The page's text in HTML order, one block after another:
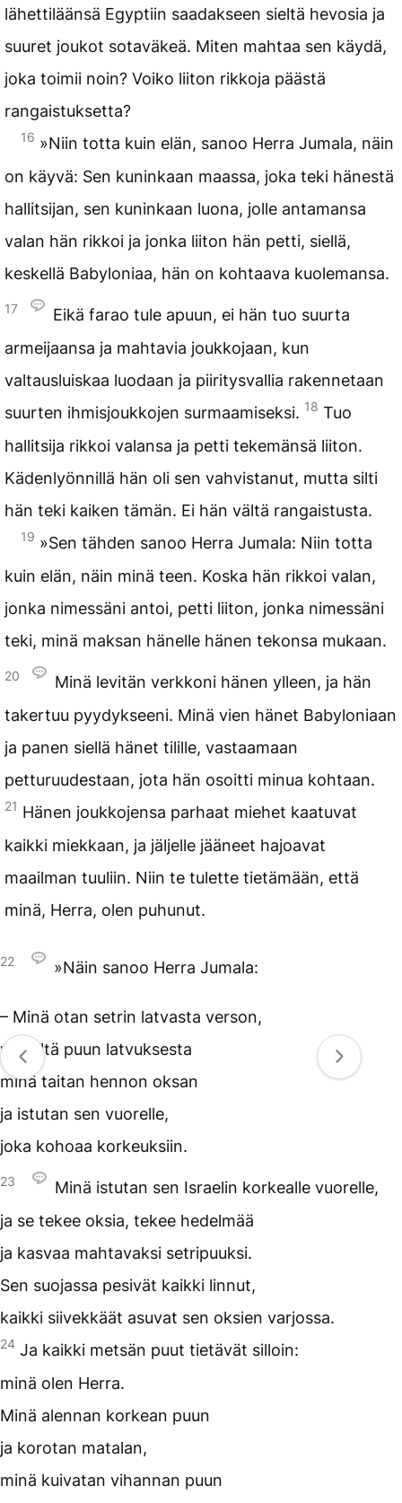
lähettiläänsä Egyptiin saadakseen sieltä hevosia ja
suuret joukot sotaväkeä. Miten mahtaa sen käydä,
joka toimii noin? Voiko liiton rikkoja päästä
rangaistuksetta?
16 »Niin totta kuin elän, sanoo Herra Jumala, näin
on käyvä: Sen kuninkaan maassa, joka teki hänestä
hallitsijan, sen kuninkaan luona, jolle antamansa
valan hän rikkoi ja jonka liiton hän petti, siellä,
keskellä Babyloniaa, hän on kohtaava kuolemansa.
17
Eikä farao tule apuun, ei hän tuo suurta
armeijaansa ja mahtavia joukkojaan, kun
valtausluiskaa luodaan ja piiritysvallia rakennetaan
suurten ihmisjoukkojen surmaamiseksi. 18 Tuo
hallitsija rikkoi valansa ja petti tekemänsä liiton.
Kädenlyönnillä hän oli sen vahvistanut, mutta silti
hän teki kaiken tämän. Ei hän vältä rangaistusta.
19 »Sen tähden sanoo Herra Jumala: Niin totta
kuin elän, näin minä teen. Koska hän rikkoi valan,
jonka nimessäni antoi, petti liiton, jonka nimessäni
teki, minä maksan hänelle hänen tekonsa mukaan.
20
Minä levitän verkkoni hänen ylleen, ja hän
takertuu pyydykseeni. Minä vien hänet Babyloniaan
ja panen siellä hänet tilille, vastaamaan
petturuudestaan, jota hän osoitti minua kohtaan.
21 Hänen joukkojensa parhaat miehet kaatuvat
kaikki miekkaan, ja jäljelle jääneet hajoavat
maailman tuuliin. Niin te tulette tietämään, että
minä, Herra, olen puhunut.
22 »Näin sanoo Herra Jumala:
– Minä otan setrin latvasta verson,
ylhäältä puun latvuksesta
minä taitan hennon oksan
ja istutan sen vuorelle,
joka kohoaa korkeuksiin.
23
Minä istutan sen Israelin korkealle vuorelle,
ja se tekee oksia, tekee hedelmää
ja kasvaa mahtavaksi setripuuksi.
Sen suojassa pesivät kaikki linnut,
kaikki siivekkäät asuvat sen oksien varjossa.
24 Ja kaikki metsän puut tietävät silloin:
minä olen Herra.
Minä alennan korkean puun
ja korotan matalan,
minä kuivatan vihannan puun